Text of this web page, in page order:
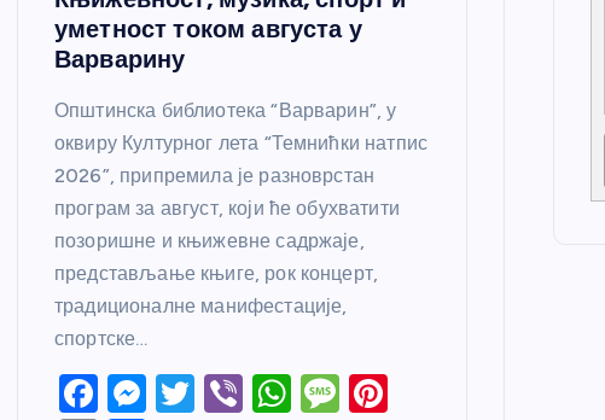
уметност током августа у
Варварину
Општинска библиотека “Варварин”, у
оквиру Културног лета “Темнићки натпис
2026”, припремила је разноврстан
програм за август, који ће обухватити
позоришне и књижевне садржаје,
представљање књиге, рок концерт,
традиционалне манифестације,
спортске…
F
M T
Vi W M